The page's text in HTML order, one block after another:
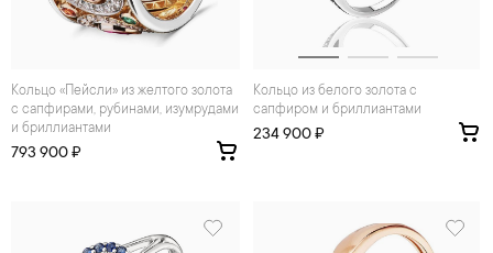
Кольцо «Пейсли» из желтого золота
с сапфирами, рубинами, изумрудами
и бриллиантами
793 900 ₽
Кольцо из белого золота с
сапфиром и бриллиантами
234 900 ₽